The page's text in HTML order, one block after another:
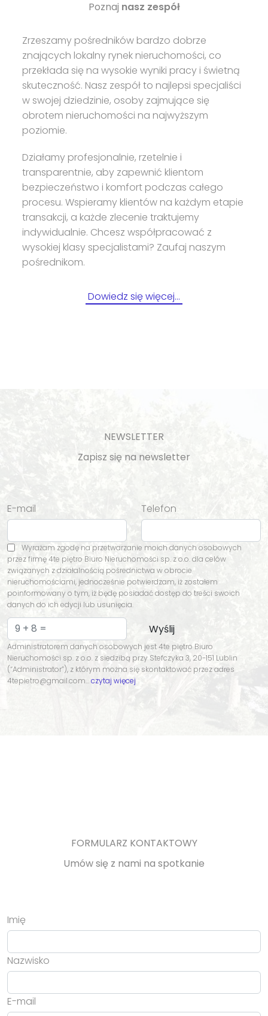
Poznaj nasz zespół
Zrzeszamy pośredników bardzo dobrze
znających lokalny rynek nieruchomości, co
przekłada się na wysokie wyniki pracy i świetną
skuteczność. Nasz zespół to najlepsi specjaliści
w swojej dziedzinie, osoby zajmujące się
obrotem nieruchomości na najwyższym
poziomie.
Działamy profesjonalnie, rzetelnie i
transparentnie, aby zapewnić klientom
bezpieczeństwo i komfort podczas całego
procesu. Wspieramy klientów na każdym etapie
transakcji, a każde zlecenie traktujemy
indywidualnie. Chcesz współpracować z
wysokiej klasy specjalistami? Zaufaj naszym
pośrednikom.
Dowiedz się więcej…
NEWSLETTER
Zapisz się na newsletter
E-mail Telefon
Wyrażam zgodę na przetwarzanie moich danych osobowych
przez firmę 4te piętro Biuro Nieruchomości sp. z o.o. dla celów
związanych z działalnością pośrednictwa w obrocie
nieruchomościami, jednocześnie potwierdzam, iż zostałem
poinformowany o tym, iż będę posiadać dostęp do treści swoich
danych do ich edycji lub usunięcia.
Administratorem danych osobowych jest 4te piętro Biuro
Nieruchomości sp. z o.o. z siedzibą przy Stefczyka 3, 20-151 Lublin
(“Administrator”), z którym można się skontaktować przez adres
4tepietro@gmail.com…czytaj więcej
FORMULARZ KONTAKTOWY
Umów się z nami na spotkanie
Imię
Nazwisko
E-mail